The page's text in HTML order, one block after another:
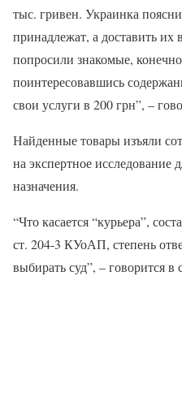
тыс. гривен. Украинка
принадлежат, а доставить
попросили знакомые,
поинтересовавшись
свои услуги в 200 грн”, –
Найденные товары изъяли
на экспертное исследование
назначения.
“Что касается “курьера”,
ст. 204-3 КУоАП, степень
выбирать суд”, – говорится